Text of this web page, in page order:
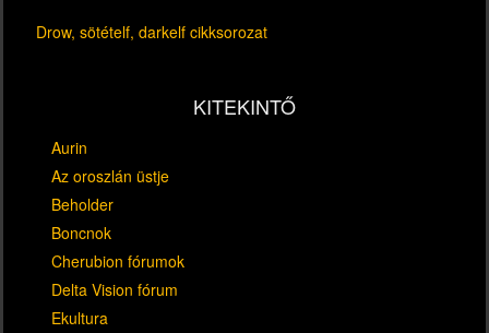
Drow, sötételf, darkelf cikksorozat
KITEKINTŐ
Aurin
Az oroszlán üstje
Beholder
Boncnok
Cherubion fórumok
Delta Vision fórum
Ekultura